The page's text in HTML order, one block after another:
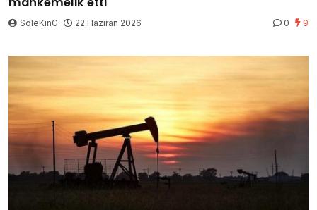
SoleKinG 22 Haziran 2026 0 9